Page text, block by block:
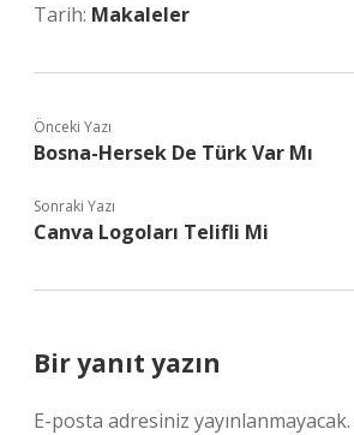
Tarih: Makaleler
Önceki Yazı
Bosna-Hersek De Türk Var Mı
Sonraki Yazı
Canva Logoları Telifli Mi
Bir yanıt yazın
E-posta adresiniz yayınlanmayacak.